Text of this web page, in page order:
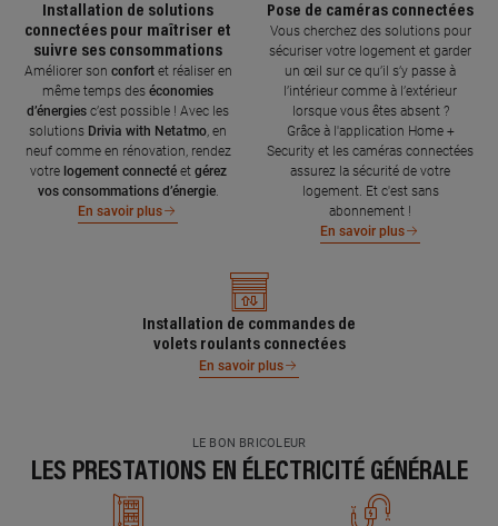
Installation de solutions
connectées pour maîtriser et
suivre ses consommations
Améliorer son confort et réaliser en
même temps des économies
d’énergies c’est possible ! Avec les
solutions Drivia with Netatmo , en
neuf comme en rénovation, rendez
votre logement connecté et gérez
vos consommations d’énergie.
En savoir plus
Pose de caméras connectées
Vous cherchez des solutions pour
sécuriser votre logement et garder
un œil sur ce qu’il s’y passe à
l’intérieur comme à l’extérieur
lorsque vous êtes absent ?
Grâce à l'application Home +
Security et les caméras connectées
assurez la sécurité de votre
logement. Et c'est sans
abonnement !
En savoir plus
Installation de commandes de
volets roulants connectées
En savoir plus
LE BON BRICOLEUR
LES PRESTATIONS EN ÉLECTRICITÉ GÉNÉRALE